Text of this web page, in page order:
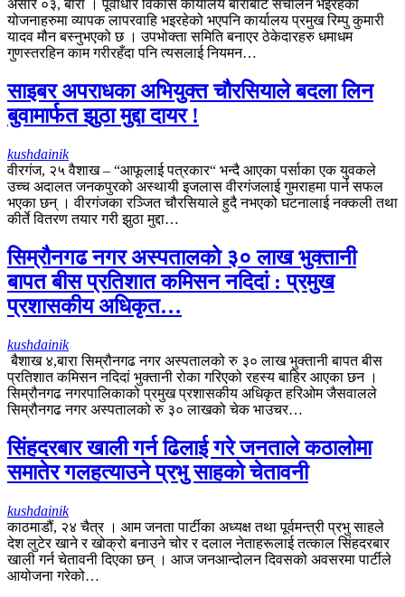
असार ०३, बारा । पूर्वाधार विकास कार्यालय बाराबाट संचालन भइरहेको
योजनाहरुमा व्यापक लापरवाहि भइरहेको भएपनि कार्यालय प्रमुख रिम्पु कुमारी
यादव मौन बस्नुभएको छ । उपभोक्ता समिति बनाएर ठेकेदारहरु धमाधम
गुणस्तरहिन काम गरीरहँदा पनि त्यसलाई नियमन…
साइबर अपराधका अभियुक्त चौरसियाले बदला लिन
बुवामार्फत झुठा मुद्दा दायर !
kushdainik
वीरगंज, २५ वैशाख – “आफूलाई पत्रकार“ भन्दै आएका पर्साका एक युवकले
उच्च अदालत जनकपुरको अस्थायी इजलास वीरगंजलाई गुमराहमा पार्न सफल
भएका छन् । वीरगंजका रञ्जित चौरसियाले हुदै नभएको घटनालाई नक्कली तथा
कीर्ते वितरण तयार गरी झुठा मुद्दा…
सिम्रौनगढ नगर अस्पतालको ३० लाख भुक्तानी
बापत बीस प्रतिशात कमिसन नदिदां : प्रमुख
प्रशासकीय अधिकृत…
kushdainik
बैशाख ४,बारा सिम्रौनगढ नगर अस्पतालको रु ३० लाख भुक्तानी बापत बीस
प्रतिशात कमिसन नदिदां भुक्तानी रोका गरिएको रहस्य बाहिर आएका छन ।
सिम्रौनगढ नगरपालिकाको प्रमुख प्रशासकीय अधिकृत हरिओम जैसवालले
सिम्रौनगढ नगर अस्पतालको रु ३० लाखको चेक भाउचर…
सिंहदरबार खाली गर्न ढिलाई गरे जनताले कठालोमा
समातेर गलहत्याउने प्रभु साहको चेतावनी
kushdainik
काठमाडौं, २४ चैत्र । आम जनता पार्टीका अध्यक्ष तथा पूर्वमन्त्री प्रभु साहले
देश लुटेर खाने र खोक्रो बनाउने चोर र दलाल नेताहरूलाई तत्काल सिंहदरबार
खाली गर्न चेतावनी दिएका छन् । आज जनआन्दोलन दिवसको अवसरमा पार्टीले
आयोजना गरेको…